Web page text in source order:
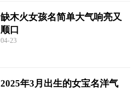
缺木火女孩名简单大气响亮又
顺口
04-23
2025年3月出生的女宝名洋气